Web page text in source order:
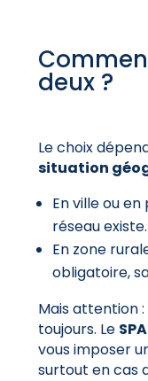
deux ?
Le choix
situation
En ville ou
réseau existe.
En zone
obligatoire,
Mais attention :
toujours. Le
vous imposer
surtout en cas